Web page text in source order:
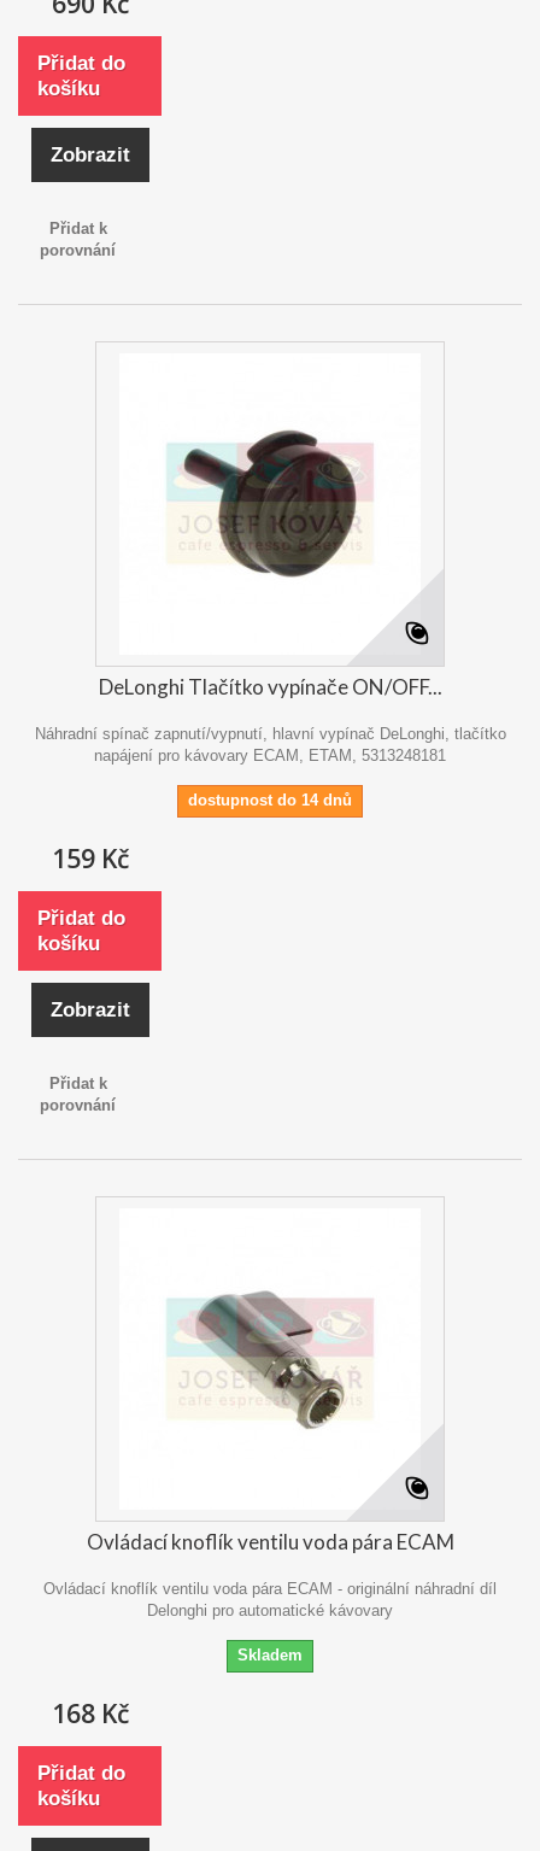
Přidat do
košíku
Zobrazit
Přidat k
porovnání
DeLonghi Tlačítko vypínače ON/OFF...
Náhradní spínač zapnutí/vypnutí, hlavní vypínač DeLonghi, tlačítko
napájení pro kávovary ECAM, ETAM, 5313248181
dostupnost do 14 dnů
159 Kč
Přidat do
košíku
Zobrazit
Přidat k
porovnání
Ovládací knoflík ventilu voda pára ECAM
Ovládací knoflík ventilu voda pára ECAM - originální náhradní díl
Delonghi pro automatické kávovary
Skladem
168 Kč
Přidat do
košíku